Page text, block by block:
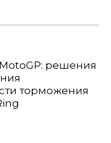
решения
торможения